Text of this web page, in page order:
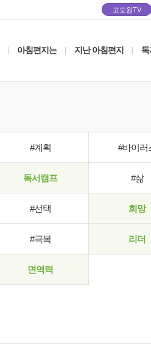
고도원TV
아침편지는 지난 아침편지 독
#계획 #바이러
독서캠프 #삶
#선택 희망
#극복 리더
면역력